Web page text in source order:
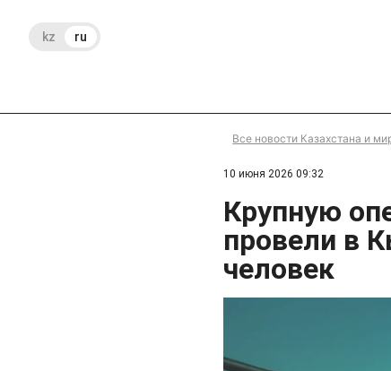
kz ru
Все новости Казахстана и
10 июня 2026 09:32
Крупную
провели в
человек